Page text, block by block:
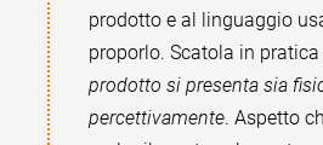
prodotto e al linguaggio
proporlo. Scatola in
prodotto si presenta sia
percettivamente. Aspetto